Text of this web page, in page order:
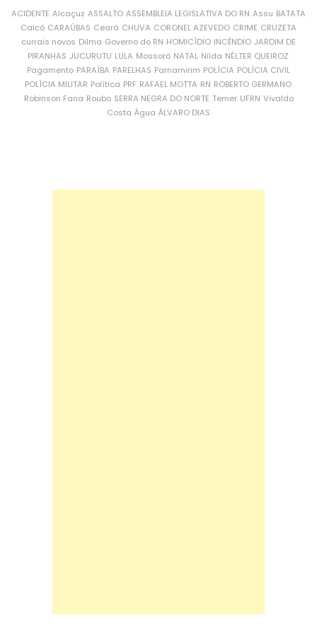
ACIDENTE Alcaçuz ASSALTO ASSEMBLEIA LEGISLATIVA DO RN Assu BATATA
Caicó CARAÚBAS Ceará CHUVA CORONEL AZEVEDO CRIME CRUZETA
currais novos Dilma Governo do RN HOMICÍDIO INCÊNDIO JARDIM DE
PIRANHAS JUCURUTU LULA Mossoró NATAL Nilda NÉLTER QUEIROZ
Pagamento PARAÍBA PARELHAS Parnamirim POLÍCIA POLÍCIA CIVIL
POLÍCIA MILITAR Política PRF RAFAEL MOTTA RN ROBERTO GERMANO
Robinson Faria Roubo SERRA NEGRA DO NORTE Temer UFRN Vivaldo
Costa Água ÁLVARO DIAS